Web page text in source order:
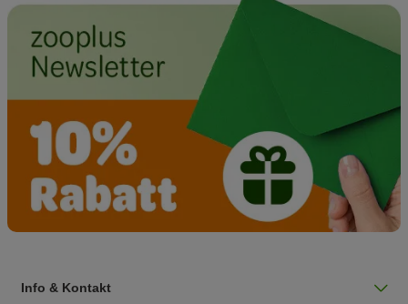
Info & Kontakt